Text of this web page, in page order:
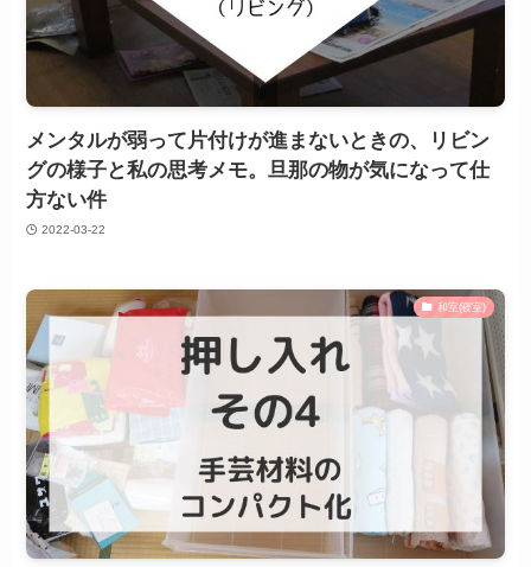
メンタルが弱って片付けが進まないときの、リビン
グの様子と私の思考メモ。旦那の物が気になって仕
方ない件
2022-03-22
和室(寝室)